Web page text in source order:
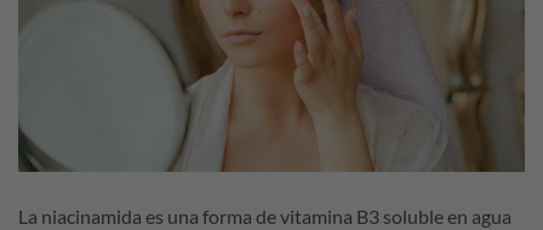
La niacinamida es una forma de vitamina B3 soluble en agua